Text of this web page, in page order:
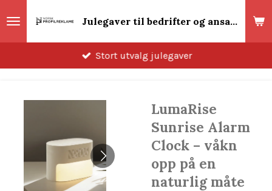
Julegaver til bedrifter og ansatte 2026! Norsk Profilreklame
Stort utvalg julegaver
LumaRise
Sunrise Alarm
Clock – våkn
opp på en
naturlig måte